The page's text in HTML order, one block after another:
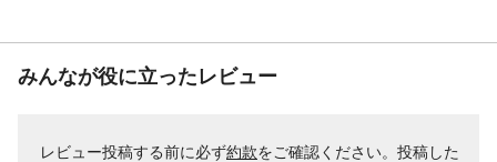
みんなが役に立ったレビュー
レビュー投稿する前に必ず約款をご確認ください。投稿した